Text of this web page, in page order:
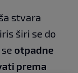
stvara
širi se do
otpadne
prema